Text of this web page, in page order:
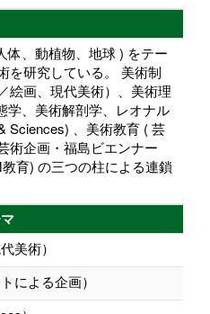
体、動植物、地球 ) をテー
を研究している。 美術制
絵画、現代美術）、美術理
学、美術解剖学、レオナル
Sciences) 、美術教育 ( 芸
術企画・福島ビエンナー
育) の三つの柱による連鎖
美術）
による企画）